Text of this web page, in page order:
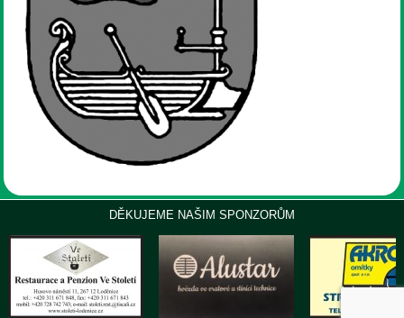
DĚKUJEME NAŠIM SPONZORŮM